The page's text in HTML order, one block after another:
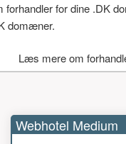
forhandler for dine .DK
domæner.
Læs mere om
Webhotel Medium